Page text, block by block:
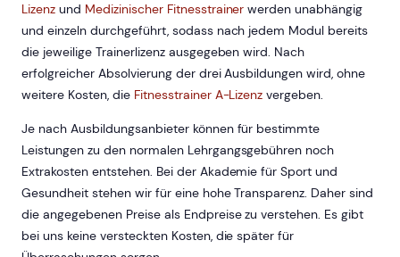
Lizenzund Medizinischer Fitnesstrainer werden unabhängig
und einzeln durchgeführt, sodass nach jedem Modul bereits
die jeweilige Trainerlizenz ausgegeben wird. Nach
erfolgreicher Absolvierung der drei Ausbildungen wird, ohne
weitere Kosten, die Fitnesstrainer A-Lizenz vergeben.
Je nach Ausbildungsanbieter können für bestimmte
Leistungen zu den normalen Lehrgangsgebühren noch
Extrakosten entstehen. Bei der Akademie für Sport und
Gesundheit stehen wir für eine hohe Transparenz. Daher sind
die angegebenen Preise als Endpreise zu verstehen. Es gibt
bei uns keine versteckten Kosten, die später für